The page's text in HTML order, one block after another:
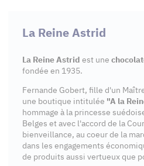
La Reine Astrid
La Reine Astrid est une
fondée en 1935.
Fernande Gobert, fille d'un
une boutique intitulée "A la
hommage à la princesse
Belges et avec l'accord de la
bienveillance, au coeur de la
dans les engagements
de produits aussi vertueux que